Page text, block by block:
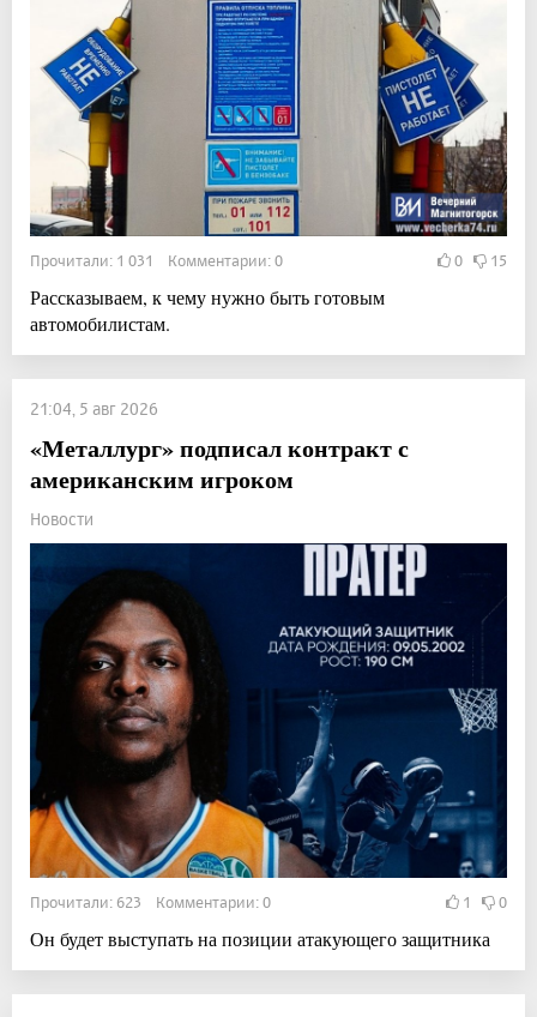
Прочитали: 1 031 Комментарии: 0 0 15
Рассказываем, к чему нужно быть готовым
автомобилистам.
21:04, 5 авг 2026
«Металлург» подписал контракт с
американским игроком
Новости
Прочитали: 623 Комментарии: 0 1 0
Он будет выступать на позиции атакующего защитника